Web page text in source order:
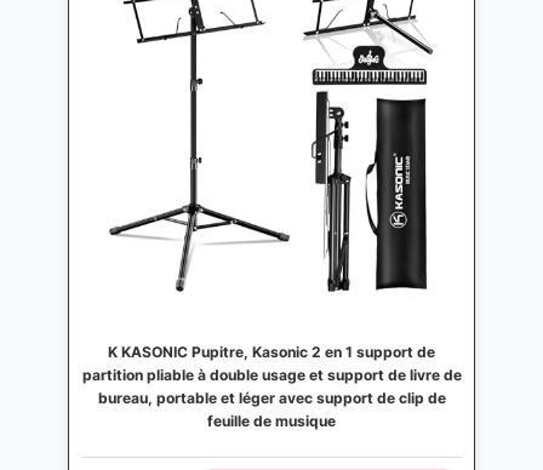
K KASONIC Pupitre, Kasonic 2 en 1 support de
partition pliable à double usage et support de livre de
bureau, portable et léger avec support de clip de
feuille de musique